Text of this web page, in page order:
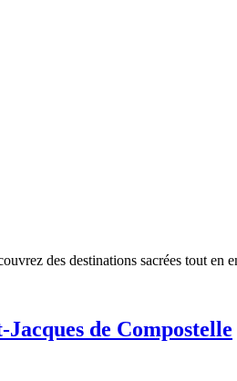
des destinations sacrées tout en
de Compostelle